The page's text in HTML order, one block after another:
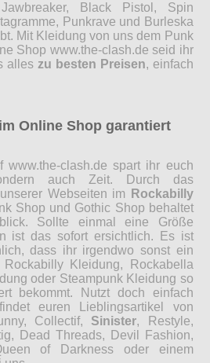
Jawbreaker, Black Pistol, Spin
Punkrave und Burleska
Mit Kleidung von uns dem Punk
Shop www.the-clash.de seid ihr
alles zu besten Preisen, einfach
Online Shop garantiert
www.the-clash.de spart ihr euch
auch Zeit. Durch das
Webseiten im
Rockabilly
Shop und Gothic Shop behaltet
Sollte einmal eine Größe
ist das sofort ersichtlich. Es ist
dass ihr irgendwo sonst ein
Kleidung, Rockabella
oder Steampunk Kleidung so
bekommt. Nutzt doch einfach
euren Lieblingsartikel von
Collectif, Sinister, Restyle,
Dead Threads, Devil Fashion,
of Darkness oder einem